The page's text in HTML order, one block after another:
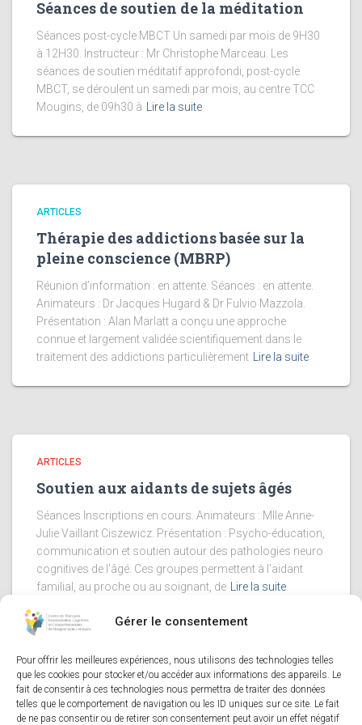
Gérer le consentement
Pour offrir les meilleures expériences, nous utilisons des technologies telles
que les cookies pour stocker et/ou accéder aux informations des appareils. Le
fait de consentir à ces technologies nous permettra de traiter des données
telles que le comportement de navigation ou les ID uniques sur ce site. Le fait
de ne pas consentir ou de retirer son consentement peut avoir un effet négatif
Séances de soutien de la méditation
Séances post-cycle MBCT Un samedi par mois de 9H30
à 12H30. Instructeur : Mr Christophe Marceau. Les
séances de soutien méditatif approfondi, post-cycle
MBCT, se déroulent un samedi par mois, au centre TCC
Mougins, de 09h30 à
Lire la suite
ARTICLES
Thérapie des addictions basée sur la
pleine conscience (MBRP)
Réunion d’information : en attente. Séances : en attente.
Animateurs : Dr Jacques Hugard & Dr Fulvio Mazzola.
Présentation : Alan Marlatt a conçu une approche
connue et largement validée scientifiquement dans le
traitement des addictions particulièrement
Lire la suite
ARTICLES
Soutien aux aidants de sujets âgés
Séances Inscriptions en cours. Animateurs : Mlle Anne-
Julie Vaillant Ciszewicz. Présentation : Psycho-éducation,
communication et soutien autour des pathologies neuro
cognitives de l’âgé. Ces groupes permettent à l’aidant
familial, au proche ou au soignant, de
Lire la suite
Mentions Légales-Politique de Cookies
Site réalisé parCB&COM